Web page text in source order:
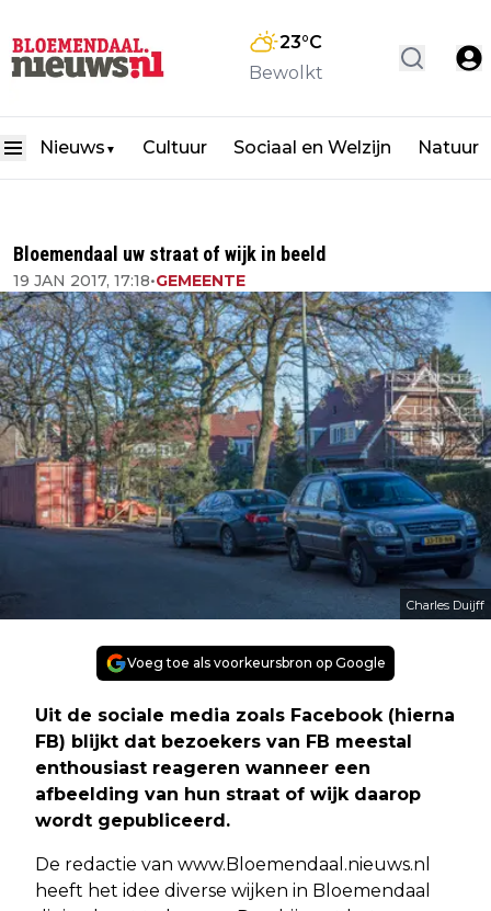
23°C
Bewolkt
Nieuws ▼ Cultuur Sociaal en Welzijn Natuur
Bloemendaal uw straat of wijk in beeld
19 JAN 2017, 17:18•GEMEENTE
Charles Duijff
Voeg toe als voorkeursbron op Google
Uit de sociale media zoals Facebook (hierna
FB) blijkt dat bezoekers van FB meestal
enthousiast reageren wanneer een
afbeelding van hun straat of wijk daarop
wordt gepubliceerd.
De redactie van www.Bloemendaal.nieuws.nl
heeft het idee diverse wijken in Bloemendaal